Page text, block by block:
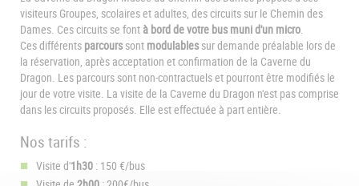
visiteurs Groupes, scolaires et adultes, des circuits sur le Chemin des
Dames. Ces circuits se font à bord de votre bus muni d'un micro.
Ces différents parcours sont modulables sur demande préalable lors de
la réservation, après acceptation et confirmation de la Caverne du
Dragon. Les parcours sont non-contractuels et pourront être modifiés le
jour de votre visite. La visite de la Caverne du Dragon n'est pas comprise
dans les circuits proposés. Elle est effectuée à part entière.
Nos tarifs :
Visite d'1h30 : 150 €/bus